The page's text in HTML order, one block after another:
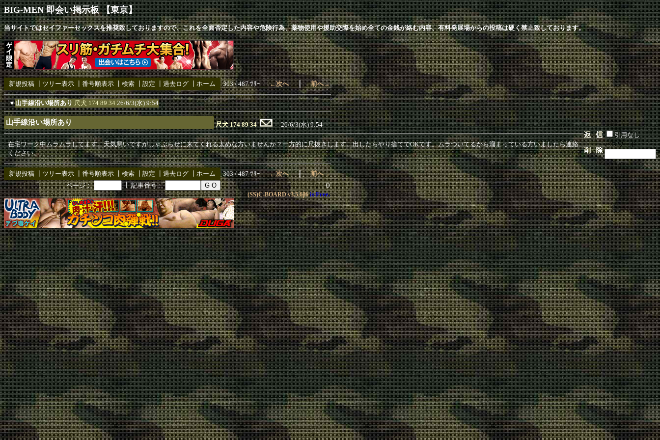
BIG-MEN 即会い掲示板 【東京】
当サイトではセイファーセックスを推奨致しておりますので、これを全面否定した内容や危険行為、薬物使用や援助交際を始め全ての金銭が絡む内容、有料発展場からの投稿は硬く禁止致しております。
新規投稿 ツリー表示 番号順表示 検索 設定 過去ログ ホーム 303 / 487 ﾂﾘｰ ←次へ｜前へ→
▼山手線沿い場所あり 尺犬 174 89 34 26/6/3(水) 9:54
山手線沿い場所あり 尺犬 174 89 34
- 26/6/3(水) 9:54 -
引用なし
パスワード
在宅ワーク中ムラムラしてます。天気悪いですがしゃぶらせに来てくれる太めな方いませんか？一方的に尺抜きします。出したらやり捨てでOKです。ムラついてるから溜まっている方いましたら連絡
ください。
新規投稿 ツリー表示 番号順表示 検索 設定 過去ログ ホーム 303 / 487 ﾂﾘｰ ←次へ｜前へ→
ページ：
┃記事番号： 0
(SS)C-BOARD v3.5.6β6is Free.